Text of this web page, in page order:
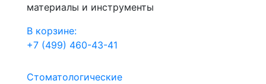
материалы и инструменты
В корзине:
+7 (499) 460-43-41
Стоматологические